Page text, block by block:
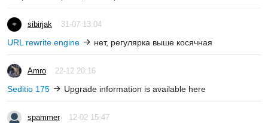
sibirjak 31-07 13:04
URL rewrite engine нет, регулярка выше косячная
Amro 22-12 20:16
Seditio 175 Upgrade information is available here
spammer 12-02 15:47